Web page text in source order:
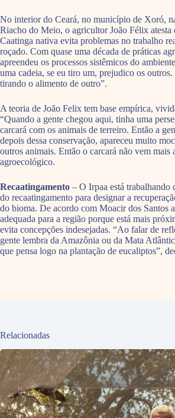
No interior do Ceará, no município de Xoró,
Riacho do Meio, o agricultor João Félix atesta
Caatinga nativa evita problemas no trabalho
roçado. Com quase uma década de práticas
apreendeu os processos sistêmicos do
uma cadeia, se eu tiro um, prejudico os outros.
tirando o alimento de outro”.
A teoria de João Felix tem base empírica,
“Quando a gente chegou aqui, tinha uma
carcará com os animais de terreiro. Então a
depois dessa conservação, apareceu muito
outros animais. Então o carcará não vem mais
agroecológico.
Recaatingamento – O Irpaa está trabalhando
do recaatingamento para designar a
do bioma. De acordo com Moacir dos Santos
adequada para a região porque está mais
evita concepções indesejadas. “Ao falar de
gente lembra da Amazônia ou da Mata
que pensa logo na plantação de eucaliptos”,
Relacionadas